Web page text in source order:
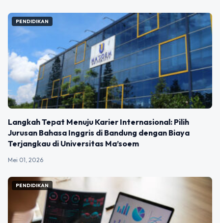
PENDIDIKAN
Langkah Tepat Menuju Karier Internasional: Pilih
Jurusan Bahasa Inggris di Bandung dengan Biaya
Terjangkau di Universitas Ma’soem
Mei 01, 2026
PENDIDIKAN